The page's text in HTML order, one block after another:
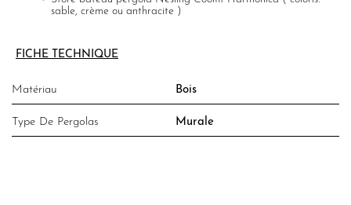
sable, crème ou anthracite )
FICHE TECHNIQUE
Matériau Bois
Type De Pergolas Murale